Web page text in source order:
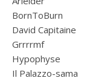
BornToBurn
David Capitaine
Grrrrmf
Hypophyse
Il Palazzo-sama